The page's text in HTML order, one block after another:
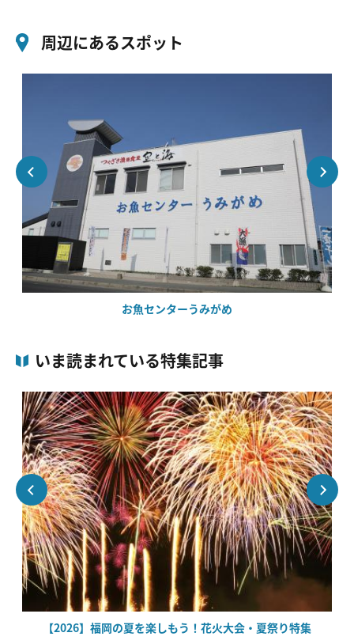
周辺にあるスポット
お魚センターうみがめ
いま読まれている特集記事
【2026】福岡の夏を楽しもう！花火大会・夏祭り特集